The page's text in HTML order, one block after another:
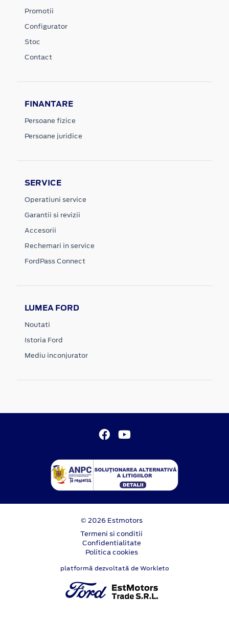
Promotii
Configurator
Stoc
Contact
FINANTARE
Persoane fizice
Persoane juridice
SERVICE
Operatiuni service
Garantii si revizii
Accesorii
Rechemari in service
FordPass Connect
LUMEA FORD
Noutati
Istoria Ford
Mediu inconjurator
© 2026 Estmotors
Termeni si conditii
Confidentialitate
Politica cookies
platformă dezvoltată de Workleto